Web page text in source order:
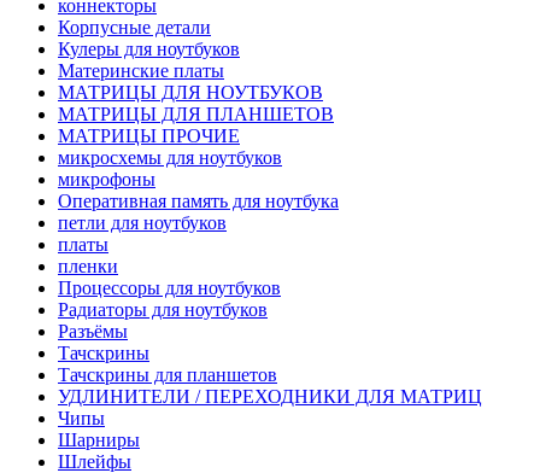
коннекторы
Корпусные детали
Кулеры для ноутбуков
Материнские платы
МАТРИЦЫ ДЛЯ НОУТБУКОВ
МАТРИЦЫ ДЛЯ ПЛАНШЕТОВ
МАТРИЦЫ ПРОЧИЕ
микросхемы для ноутбуков
микрофоны
Оперативная память для ноутбука
петли для ноутбуков
платы
пленки
Процессоры для ноутбуков
Радиаторы для ноутбуков
Разъёмы
Тачскрины
Тачскрины для планшетов
УДЛИНИТЕЛИ / ПЕРЕХОДНИКИ ДЛЯ МАТРИЦ
Чипы
Шарниры
Шлейфы